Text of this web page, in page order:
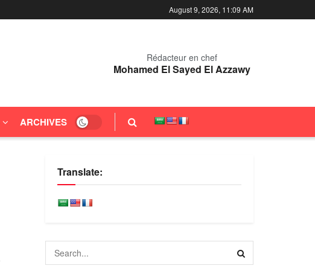
August 9, 2026, 11:09 AM
Rédacteur en chef
Mohamed El Sayed El Azzawy
ARCHIVES
Translate: